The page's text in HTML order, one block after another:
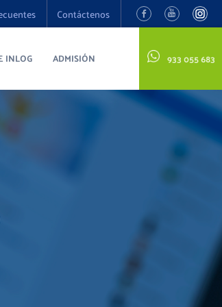
Contáctenos
INLOG ADMISIÓN 933 055 683